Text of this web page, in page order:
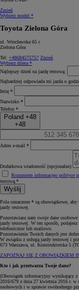
Zmień
Wybierz model *
Toyota Zielona Góra
ul. Wrocławska 65 c
Zielona Góra
Tel: +48684575757 Zmień
Wybierz dilera *
Najlepszy dzień na jazdę testową:
Najbardziej odpowiada mi jazda o
Imię *
Nazwisko *
Telefon *
Poland +48
+48
Adres e-mail *
Dodatkowa wiadomość (opcjonalne)
Rozumiem informacjęo polityce
testową.*
Wyślij
Pola oznaczone * są obowiązkowe,
jazdy testowej.
Pozostawiasz nam swoje dane
jazdy testowej. W ten sposób,
telefonicznie lub mailowo.
Pozostawienie Twoich danych jest
W związku z usługą jazdy testowej i
673 Warszawa, ul. Konstruktorska 5
ZAPOZNAJ SIĘ Z OBOWIĄZKIEM
Kto i jak przetwarza Twoje dane?
(Obowiązek informacyjny wynikający z
2016/679 z dnia 27 kwietnia 2016 r. w
osobowych i w sprawie swobodnego